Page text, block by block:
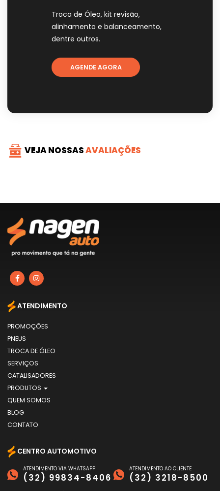
Troca de Óleo, kit revisão,
alinhamento e balanceamento,
dentre outros.
AGENDE AGORA
VEJA NOSSASAVALIAÇÕES
ATENDIMENTO
PROMOÇÕES
PNEUS
TROCA DE ÓLEO
SERVIÇOS
CATALISADORES
PRODUTOS
QUEM SOMOS
BLOG
CONTATO
CENTRO AUTOMOTIVO
ATENDIMENTO VIA WHATSAPP
(32) 99834-8406
ATENDIMENTO AO CLIENTE
(32) 3218-8500